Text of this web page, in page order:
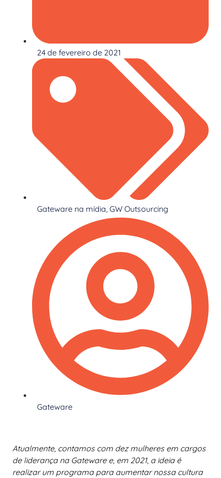
24 de fevereiro de 2021
Gateware na mídia, GW Outsourcing
Gateware
Atualmente, contamos com dez mulheres em cargos
de liderança na Gateware e, em 2021, a ideia é
realizar um programa para aumentar nossa cultura